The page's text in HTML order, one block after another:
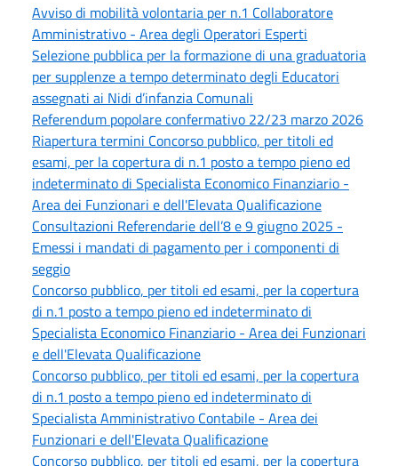
Avviso di mobilità volontaria per n.1 Collaboratore
Amministrativo - Area degli Operatori Esperti
Selezione pubblica per la formazione di una graduatoria
per supplenze a tempo determinato degli Educatori
assegnati ai Nidi d’infanzia Comunali
Referendum popolare confermativo 22/23 marzo 2026
Riapertura termini Concorso pubblico, per titoli ed
esami, per la copertura di n.1 posto a tempo pieno ed
indeterminato di Specialista Economico Finanziario -
Area dei Funzionari e dell'Elevata Qualificazione
Consultazioni Referendarie dell’8 e 9 giugno 2025 -
Emessi i mandati di pagamento per i componenti di
seggio
Concorso pubblico, per titoli ed esami, per la copertura
di n.1 posto a tempo pieno ed indeterminato di
Specialista Economico Finanziario - Area dei Funzionari
e dell'Elevata Qualificazione
Concorso pubblico, per titoli ed esami, per la copertura
di n.1 posto a tempo pieno ed indeterminato di
Specialista Amministrativo Contabile - Area dei
Funzionari e dell'Elevata Qualificazione
Concorso pubblico, per titoli ed esami, per la copertura